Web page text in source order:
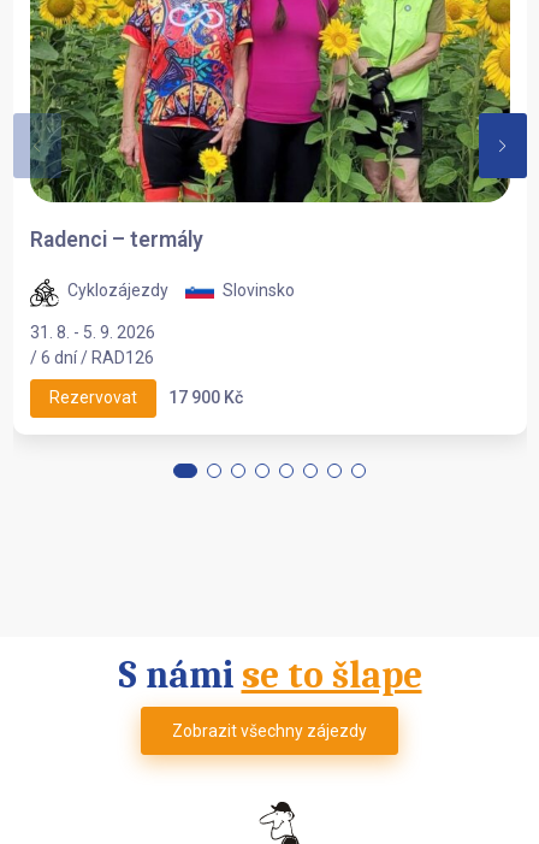
Radenci – termály
Cyklozájezdy Slovinsko
31. 8. - 5. 9. 2026
/ 6 dní / RAD126
Rezervovat 17 900 Kč
S námi se to šlape
Zobrazit všechny zájezdy